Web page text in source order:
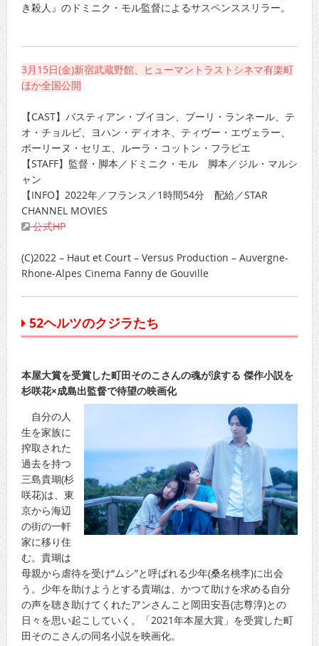
き殺人』のドミニク・モル監督によるサスペンススリラー。
3月15日(金)新宿武蔵野館、ヒューマントラストシネマ有楽町
ほか全国公開
【CAST】バスティアン・ブイヨン、ブーリ・ランネール、テ
オ・チョルビ、ヨハン・ディオネ、ティヴー・エヴェラー、
ポーリーヌ・セリエ、ルーラ・コットン・フラピエ
【STAFF】監督・脚本／ドミニク・モル 脚本／ジル・マルシ
ャン
【INFO】2022年／フランス／1時間54分 配給／STAR
CHANNEL MOVIES
公式HP
(C)2022 – Haut et Court – Versus Production – Auvergne-
Rhone-Alpes Cinema Fanny de Gouville
52ヘルツのクジラたち
本屋大賞を受賞した町田そのこさんの魂が涙する 傑作小説を
杉咲花×成島出監督で待望の映画化
自分の人
生を家族に
搾取された
過去を持つ
三島貴瑚(杉
咲花)は、東
京から海辺
の街の一軒
家に移り住
む。貴瑚は
母親から虐待を受け“ムシ”と呼ばれる少年(桑名桃李)に出会
う。少年を助けようとする貴瑚は、かつて助けを求める自分
の声を聴き助けてくれたアンさんこと岡田安吾(志尊淳)との
日々を思い起こしていく。「2021年本屋大賞」を受賞した町
田そのこさんの同名小説を映画化。